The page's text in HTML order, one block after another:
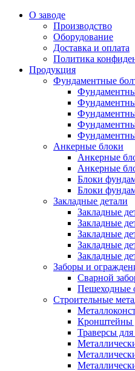
О заводе
Производство
Оборудование
Доставка и оплата
Политика
Продукция
Фундаментные
Анкерные блоки
Анкерные
Анкерные
Блоки
Блоки
Закладные детали
Закладные
Закладные
Закладные
Закладные
Закладные
Заборы и
Сварной
Пешеходные
Строительные
Траверсы